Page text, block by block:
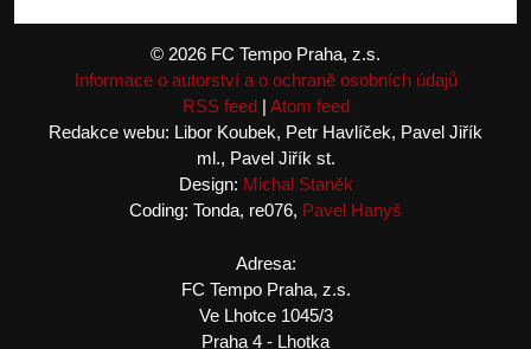
© 2026 FC Tempo Praha, z.s.
Informace o autorství a o ochraně osobních údajů
RSS feed| Atom feed
Redakce webu: Libor Koubek, Petr Havlíček, Pavel Jiřík
ml., Pavel Jiřík st.
Design: Michal Staněk
Coding: Tonda, re076, Pavel Hanyš
Adresa:
FC Tempo Praha, z.s.
Ve Lhotce 1045/3
Praha 4 - Lhotka